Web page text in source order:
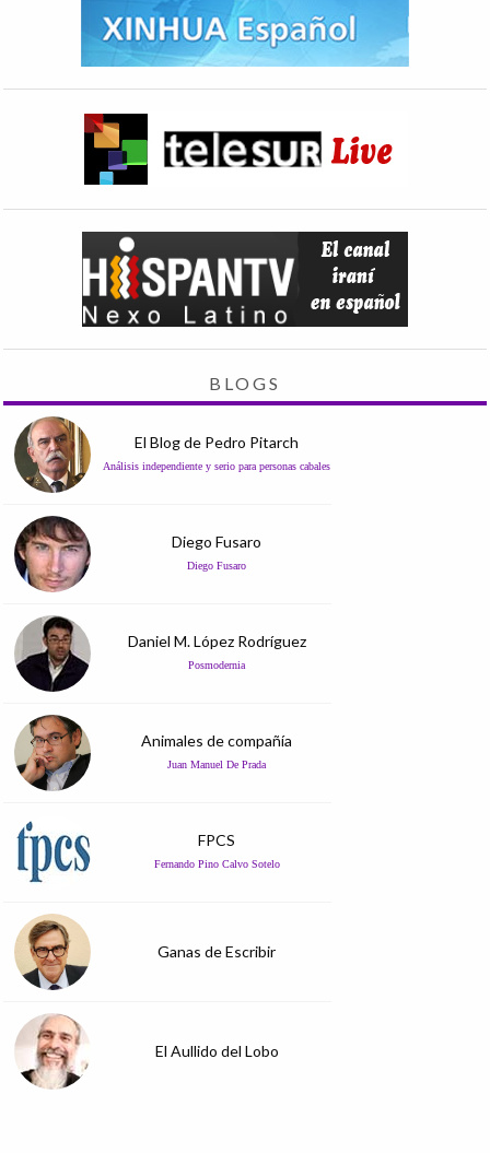
BLOGS
El Blog de Pedro Pitarch
Análisis independiente y serio para personas cabales
Diego Fusaro
Diego Fusaro
Daniel M. López Rodríguez
Posmodernia
Animales de compañía
Juan Manuel De Prada
FPCS
Fernando Pino Calvo Sotelo
Ganas de Escribir
El Aullido del Lobo